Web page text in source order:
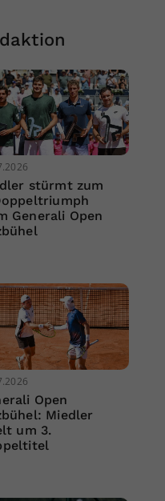
stürmt zum
Generali Open
Open
Miedler
um 3.